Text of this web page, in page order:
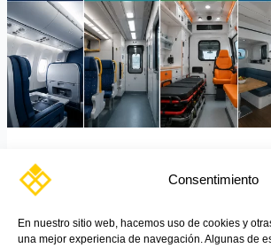
Consentimiento
En nuestro sitio web, hacemos uso de cookies y
una mejor experiencia de navegación. Algunas de
se repite más: ¿Cómo combinar seguridad,
calidad óptica sin comprometer el rendimiento?
los
plásticos
técnicos
están
redefiniendo
la
industria
Read More »